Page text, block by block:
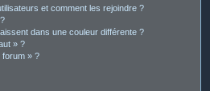
et comment les rejoindre ?
dans une couleur différente ?
» ?
forum » ?